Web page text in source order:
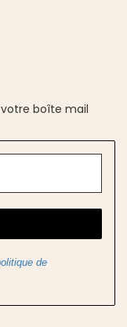
boîte mail
de